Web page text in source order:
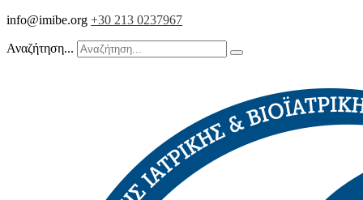
info@imibe.org +30 213 0237967
Αναζήτηση...